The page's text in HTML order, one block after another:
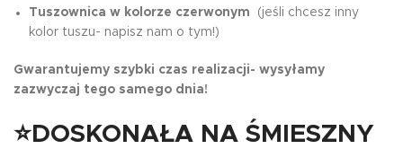
Tuszownica w kolorze czerwonym
(jeśli chcesz inny
kolor tuszu- napisz nam o tym!)
Gwarantujemy szybki czas realizacji- wysyłamy
zazwyczaj tego samego dnia!
⭐DOSKONAŁA NA ŚMIESZNY